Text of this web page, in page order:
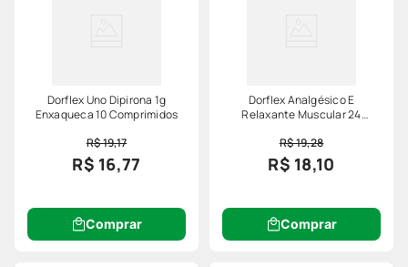
Dorflex Uno Dipirona 1g
Enxaqueca 10 Comprimidos
R$ 19,17
R$ 16,77
Comprar
Dorflex Analgésico E
Relaxante Muscular 24
R$ 19,28
R$ 18,10
Comprar